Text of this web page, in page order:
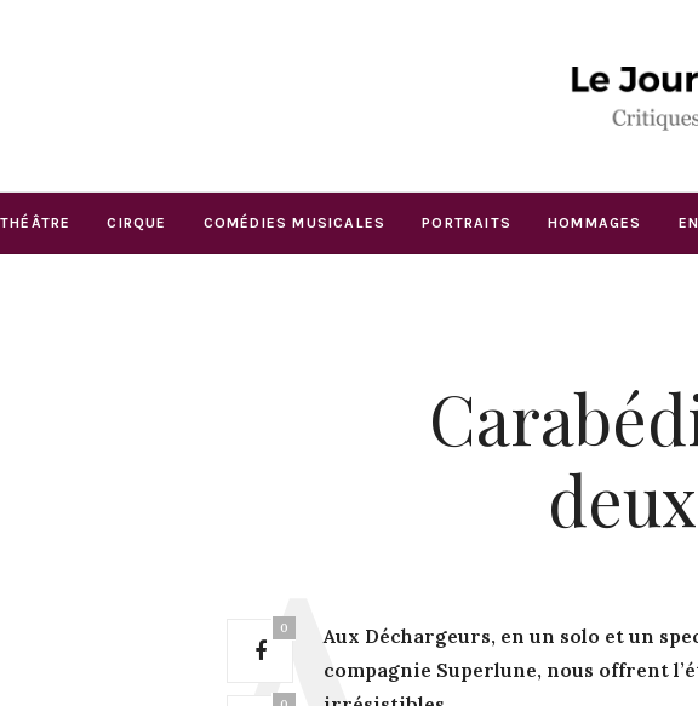
THÉÂTRE CIRQUE COMÉDIES MUSICALES PORTRAITS HOMMAGES
0
Aux Déchargeurs, en un solo et un
compagnie Superlune, nous offrent